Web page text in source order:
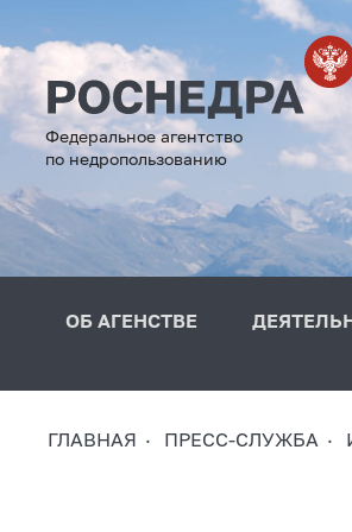
Федеральное агентство
по недропользованию
ОБ АГЕНСТВЕ
ГЛАВНАЯ ПРЕСС-СЛУЖБА